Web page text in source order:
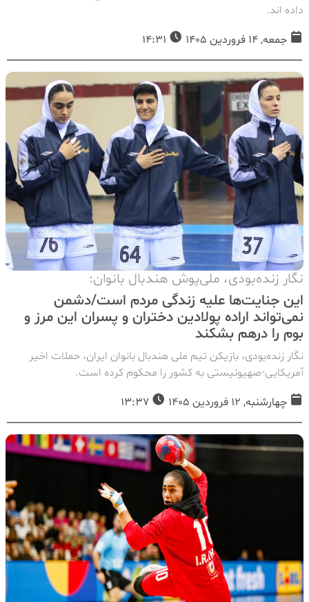
داده اند.
جمعه, 14 فروردین 1405
نگار زنده‌بودی، ملی‌پوش هندبال بانوان:
این جنایت‌ها علیه زندگی مردم است/دشمن
نمی‌تواند اراده پولادین دختران و پسران این مرز و
بوم را درهم بشکند
نگار زنده‌بودی، بازیکن تیم ملی هندبال بانوان ایران، حملات اخیر
آمریکایی-صهیونیستی به کشور را محکوم کرده است.
چهارشنبه, 12 فروردین 1405